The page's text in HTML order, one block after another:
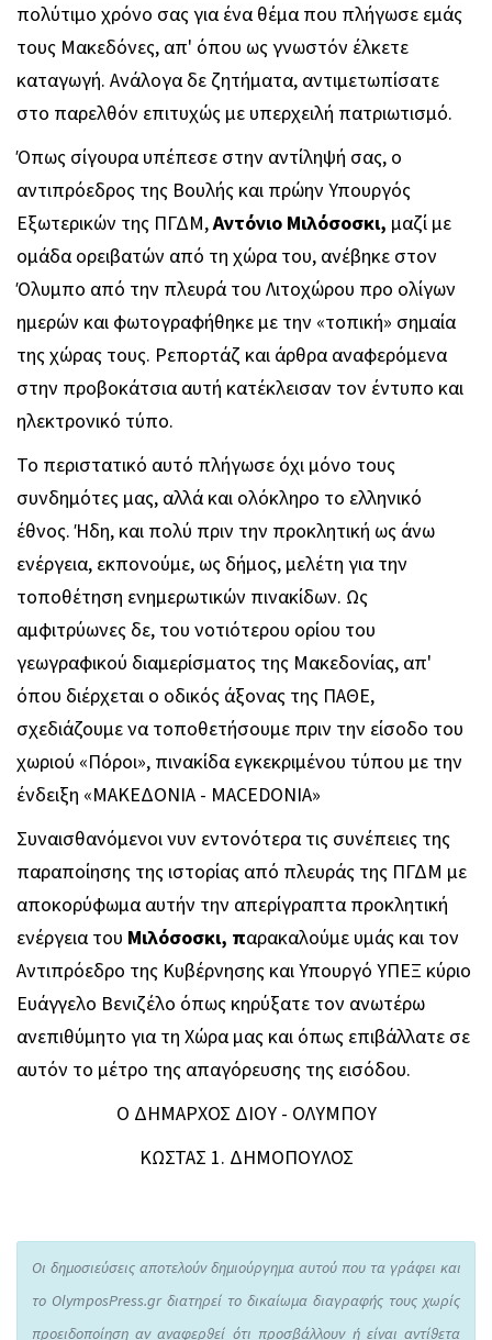
πολύτιμο χρόνο σας για ένα θέμα που πλήγωσε εμάς
τους Μακεδόνες, απ' όπου ως γνωστόν έλκετε
καταγωγή. Ανάλογα δε ζητήματα, αντιμετωπίσατε
στο παρελθόν επιτυχώς με υπερχειλή πατριωτισμό.
Όπως σίγουρα υπέπεσε στην αντίληψή σας, ο
αντιπρόεδρος της Βουλής και πρώην Υπουργός
Εξωτερικών της ΠΓΔΜ,Αντόνιο Μιλόσοσκι, μαζί με
ομάδα ορειβατών από τη χώρα του, ανέβηκε στον
Όλυμπο από την πλευρά του Λιτοχώρου προ ολίγων
ημερών και φωτογραφήθηκε με την «τοπική» σημαία
της χώρας τους. Ρεπορτάζ και άρθρα αναφερόμενα
στην προβοκάτσια αυτή κατέκλεισαν τον έντυπο και
ηλεκτρονικό τύπο.
Το περιστατικό αυτό πλήγωσε όχι μόνο τους
συνδημότες μας, αλλά και ολόκληρο το ελληνικό
έθνος. Ήδη, και πολύ πριν την προκλητική ως άνω
ενέργεια, εκπονούμε, ως δήμος, μελέτη για την
τοποθέτηση ενημερωτικών πινακίδων. Ως
αμφιτρύωνες δε, του νοτιότερου ορίου του
γεωγραφικού διαμερίσματος της Μακεδονίας, απ'
όπου διέρχεται ο οδικός άξονας της ΠΑΘΕ,
σχεδιάζουμε να τοποθετήσουμε πριν την είσοδο του
χωριού «Πόροι», πινακίδα εγκεκριμένου τύπου με την
ένδειξη «ΜΑΚΕΔΟΝΙΑ - ΜΑCEDONIA»
Συναισθανόμενοι νυν εντονότερα τις συνέπειες της
παραποίησης της ιστορίας από πλευράς της ΠΓΔΜ με
αποκορύφωμα αυτήν την απερίγραπτα προκλητική
ενέργεια του Μιλόσοσκι, παρακαλούμε υμάς και τον
Αντιπρόεδρο της Κυβέρνησης και Υπουργό ΥΠΕΞ κύριο
Ευάγγελο Βενιζέλο όπως κηρύξατε τον ανωτέρω
ανεπιθύμητο για τη Χώρα μας και όπως επιβάλλατε σε
αυτόν το μέτρο της απαγόρευσης της εισόδου.
Ο ΔΗΜΑΡΧΟΣ ΔΙΟΥ - ΟΛΥΜΠΟΥ
ΚΩΣΤΑΣ 1. ΔΗΜΟΠΟΥΛΟΣ
Οι δημοσιεύσεις αποτελούν δημιούργημα αυτού που τα γράφει και
το OlymposPress.gr διατηρεί το δικαίωμα διαγραφής τους χωρίς
προειδοποίηση αν αναφερθεί ότι προσβάλλουν ή είναι αντίθετα